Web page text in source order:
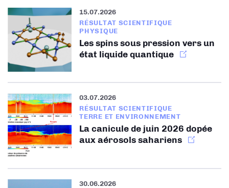
15.07.2026
RÉSULTAT SCIENTIFIQUE
PHYSIQUE
Les spins sous pression vers un
état liquide quantique
03.07.2026
RÉSULTAT SCIENTIFIQUE
TERRE ET ENVIRONNEMENT
La canicule de juin 2026 dopée
aux aérosols sahariens
30.06.2026